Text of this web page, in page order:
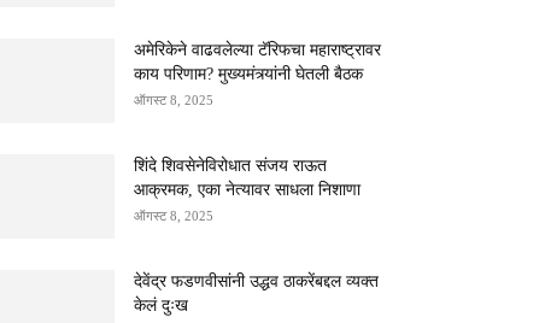
अमेरिकेने वाढवलेल्या टॅरिफचा महाराष्ट्रावर
काय परिणाम? मुख्यमंत्र्यांनी घेतली बैठक
ऑगस्ट 8, 2025
शिंदे शिवसेनेविरोधात संजय राऊत
आक्रमक, एका नेत्यावर साधला निशाणा
ऑगस्ट 8, 2025
देवेंद्र फडणवीसांनी उद्धव ठाकरेंबद्दल व्यक्त
केलं दुःख